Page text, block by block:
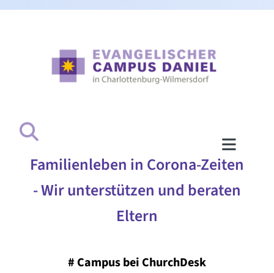
Familienleben in Corona-Zeiten
- Wir unterstützen und beraten
Eltern
# Campus bei ChurchDesk